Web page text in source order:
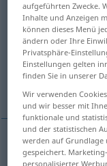
Übersicht aller
(Für mehr Details
außen,
außen,draußen
aufgeführten Zwecke.
Inhalte und Anzeigen
können dieses Menü
ändern oder Ihre
Privatsphäre-
Einstellungen gelten
finden Sie in unserer
Wir verwenden
und wir besser mit
funktionale und
und der statistischen
werden auf Grundlage
gespeichert.
personalisierter